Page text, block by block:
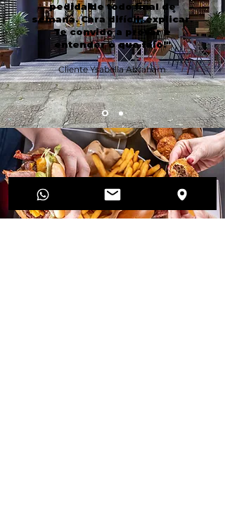
pedida de todo final de
semana. Cara difícil, explicar.
Te convido a provar e
entender o que falo!"
Cliente Ysabella Abraham